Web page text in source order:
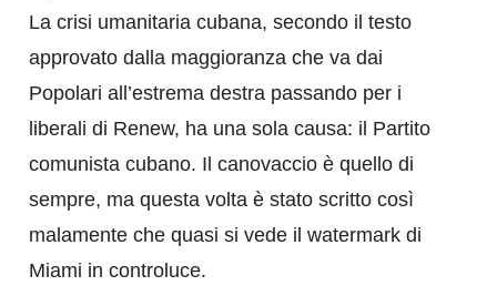
La crisi umanitaria cubana, secondo il testo
approvato dalla maggioranza che va dai
Popolari all’estrema destra passando per i
liberali di Renew, ha una sola causa: il Partito
comunista cubano. Il canovaccio è quello di
sempre, ma questa volta è stato scritto così
malamente che quasi si vede il watermark di
Miami in controluce.